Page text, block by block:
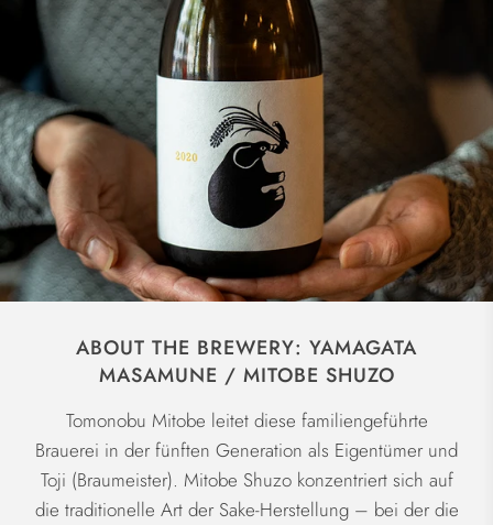
ABOUT THE BREWERY: YAMAGATA
MASAMUNE / MITOBE SHUZO
Tomonobu Mitobe leitet diese familiengeführte
Brauerei in der fünften Generation als Eigentümer und
Toji (Braumeister). Mitobe Shuzo konzentriert sich auf
die traditionelle Art der Sake-Herstellung – bei der die